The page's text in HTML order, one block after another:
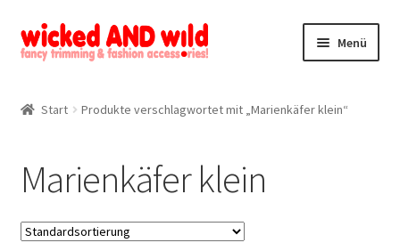
Zur
Navigation
Zum
Inhalt
Menü
Mein Konto
Kontakt
Start Produkte verschlagwortet mit „Marienkäfer klein“
Marienkäfer klein